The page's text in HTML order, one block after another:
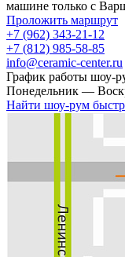
машине только с
Проложить маршрут
+7 (962) 343-21-12
+7 (812) 985-58-85
info@ceramic-center.ru
График работы шоу-
Понедельник —
Найти шоу-рум